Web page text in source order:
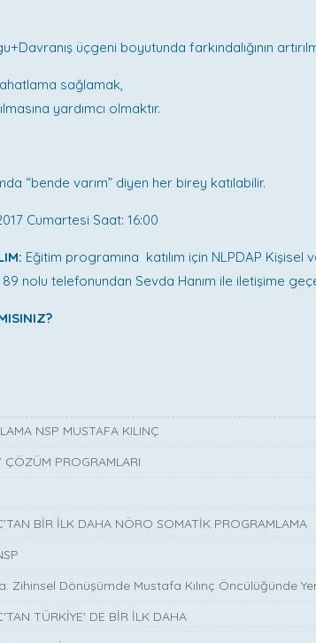
üçgeni boyutunda farkındalığının
sağlamak,
yardımcı olmaktır.
“bende varım” diyen her birey katılabilir.
Cumartesi Saat: 16:00
Eğitim programına katılım için NLPDAP Kişisel
nolu telefonundan Sevda Hanım ile iletişime
NSP MUSTAFA KILINÇ
ÇÖZÜM PROGRAMLARI
BİR İLK DAHA NÖRO SOMATİK PROGRAMLAMA
Dönüşümde Mustafa Kılınç Öncülüğünde
TÜRKİYE' DE BİR İLK DAHA